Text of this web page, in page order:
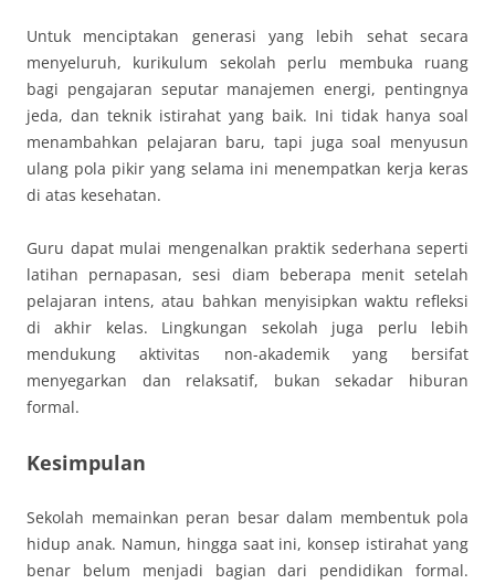
Untuk menciptakan generasi yang lebih sehat secara
menyeluruh, kurikulum sekolah perlu membuka ruang
bagi pengajaran seputar manajemen energi, pentingnya
jeda, dan teknik istirahat yang baik. Ini tidak hanya soal
menambahkan pelajaran baru, tapi juga soal menyusun
ulang pola pikir yang selama ini menempatkan kerja keras
di atas kesehatan.
Guru dapat mulai mengenalkan praktik sederhana seperti
latihan pernapasan, sesi diam beberapa menit setelah
pelajaran intens, atau bahkan menyisipkan waktu refleksi
di akhir kelas. Lingkungan sekolah juga perlu lebih
mendukung aktivitas non-akademik yang bersifat
menyegarkan dan relaksatif, bukan sekadar hiburan
formal.
Kesimpulan
Sekolah memainkan peran besar dalam membentuk pola
hidup anak. Namun, hingga saat ini, konsep istirahat yang
benar belum menjadi bagian dari pendidikan formal.